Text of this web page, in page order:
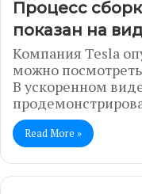
Процесс
показан на
Компания Tesla
можно
В ускоренном
Read More »